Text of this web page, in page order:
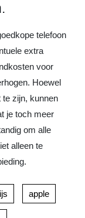
telefoon
extra
voor
Hoewel
te zijn, kunnen
je toch meer
om alle
alleen te
apple